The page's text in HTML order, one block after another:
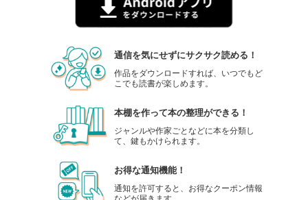
通信を気にせずにサクサク読める！
作品をダウンロードすれば、いつでもど
こでも読書が楽しめます。
本棚を作って本の整理ができる！
ジャンルや作家ごとなどに本を分類し
て、鍵もかけられます。
お得な通知機能！
通知を許可すると、お得なクーポン情報